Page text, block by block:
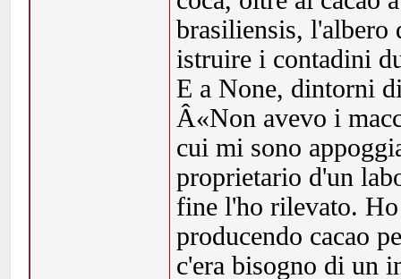
brasiliensis, l'albero
istruire i contadini
E a None, dintorni
Â«Non avevo i
cui mi sono
proprietario d'un
fine l'ho rilevato.
producendo cacao
c'era bisogno di un